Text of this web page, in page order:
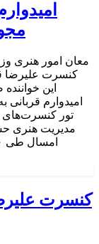
معان امور هنری
کنسرت علیرضا
این
امیدوارم
تور کنسرت‌های
کنسرت